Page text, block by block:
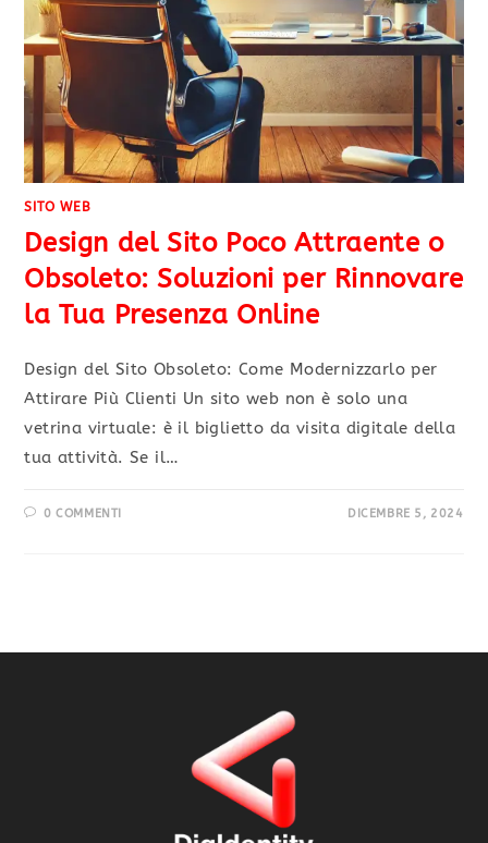
SITO WEB
Design del Sito Poco Attraente o
Obsoleto: Soluzioni per Rinnovare
la Tua Presenza Online
Design del Sito Obsoleto: Come Modernizzarlo per
Attirare Più Clienti Un sito web non è solo una
vetrina virtuale: è il biglietto da visita digitale della
tua attività. Se il…
0 COMMENTI DICEMBRE 5, 2024